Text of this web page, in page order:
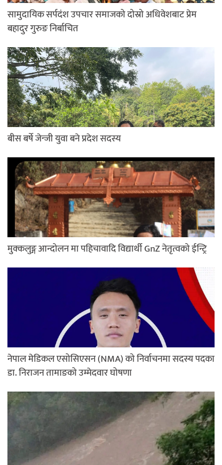
सामुदायिक सर्पदंश उपचार समाजको दोस्रो अधिवेशबाट प्रेम
बहादुर गुरुङ निर्बाचित
बीस बर्षे जेन्जी युवा बने प्रदेश सदस्य
मुक्कलुङ्ग आन्दोलन मा पहिचावादि विद्यार्थी GnZ नेतृत्वको ईन्ट्रि
नेपाल मेडिकल एसोसिएसन (NMA) को निर्वाचनमा सदस्य पदका
डा. निराजन तामाङको उम्मेदवार घोषणा